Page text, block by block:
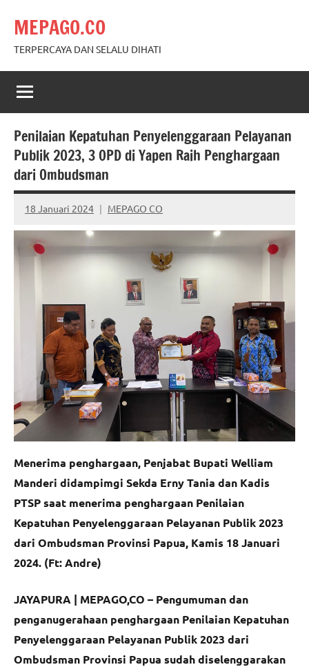
content
MEPAGO.CO
TERPERCAYA DAN SELALU DIHATI
Penilaian Kepatuhan Penyelenggaraan Pelayanan
Publik 2023, 3 OPD di Yapen Raih Penghargaan
dari Ombudsman
18 Januari 2024 MEPAGO CO
No
comments
Menerima penghargaan, Penjabat Bupati Welliam
Manderi didampimgi Sekda Erny Tania dan Kadis
PTSP saat menerima penghargaan Penilaian
Kepatuhan Penyelenggaraan Pelayanan Publik 2023
dari Ombudsman Provinsi Papua, Kamis 18 Januari
2024. (Ft: Andre)
JAYAPURA | MEPAGO,CO – Pengumuman dan
penganugerahaan penghargaan Penilaian Kepatuhan
Penyelenggaraan Pelayanan Publik 2023 dari
Ombudsman Provinsi Papua sudah diselenggarakan